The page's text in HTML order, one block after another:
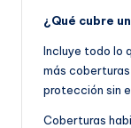
¿Qué cubre
Incluye todo lo
más
protección sin
Coberturas